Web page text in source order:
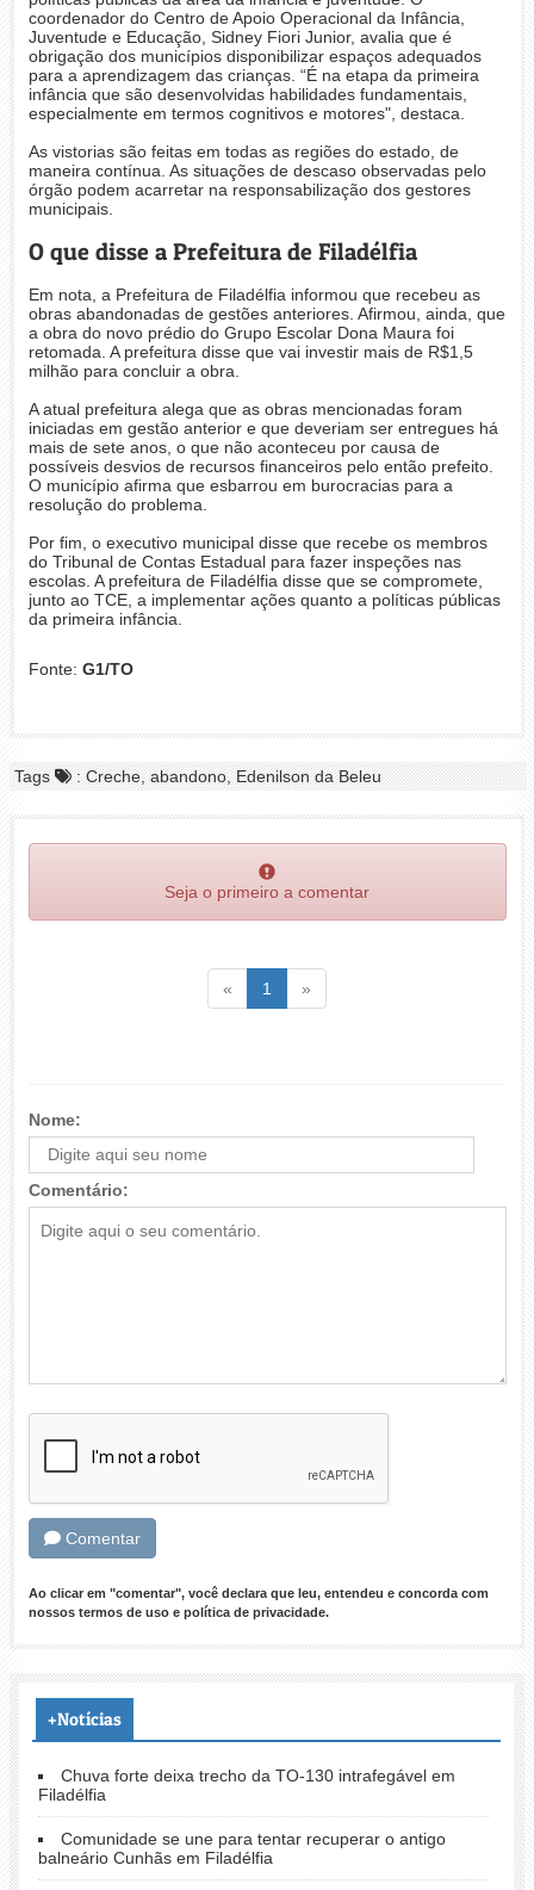
coordenador do Centro de Apoio Operacional da Infância,
Juventude e Educação, Sidney Fiori Junior, avalia que é
obrigação dos municípios disponibilizar espaços adequados
para a aprendizagem das crianças. “É na etapa da primeira
infância que são desenvolvidas habilidades fundamentais,
especialmente em termos cognitivos e motores", destaca.
As vistorias são feitas em todas as regiões do estado, de
maneira contínua. As situações de descaso observadas pelo
órgão podem acarretar na responsabilização dos gestores
municipais.
O que disse a Prefeitura de Filadélfia
Em nota, a Prefeitura de Filadélfia informou que recebeu as
obras abandonadas de gestões anteriores. Afirmou, ainda, que
a obra do novo prédio do Grupo Escolar Dona Maura foi
retomada. A prefeitura disse que vai investir mais de R$1,5
milhão para concluir a obra.
A atual prefeitura alega que as obras mencionadas foram
iniciadas em gestão anterior e que deveriam ser entregues há
mais de sete anos, o que não aconteceu por causa de
possíveis desvios de recursos financeiros pelo então prefeito.
O município afirma que esbarrou em burocracias para a
resolução do problema.
Por fim, o executivo municipal disse que recebe os membros
do Tribunal de Contas Estadual para fazer inspeções nas
escolas. A prefeitura de Filadélfia disse que se compromete,
junto ao TCE, a implementar ações quanto a políticas públicas
da primeira infância.
Fonte: G1/TO
Tags : Creche, abandono, Edenilson da Beleu
Seja o primeiro a comentar
« Voltar1 (atual)
»
Nome:
Comentário:
Comentar
Ao clicar em "comentar", você declara que leu, entendeu e concorda com
nossos termos de usoe política de privacidade.
+Notícias
Chuva forte deixa trecho da TO-130 intrafegável em
Filadélfia
Comunidade se une para tentar recuperar o antigo
balneário Cunhãs em Filadélfia